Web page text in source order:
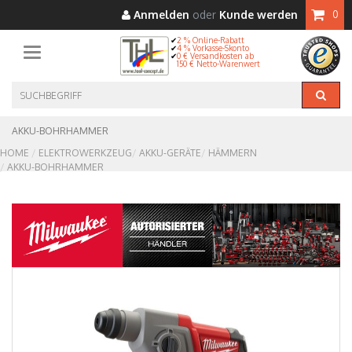
Anmelden oder Kunde werden 0
Toggle navigation
2 % Online-Rabatt
4 % Vorkasse-Skonto
0 € Versandkosten ab
150 € Netto-Warenwert
AKKU-BOHRHAMMER
HOME
ELEKTROWERKZEUG AKKU-GERÄTE
HÄMMERN
AKKU-BOHRHAMMER